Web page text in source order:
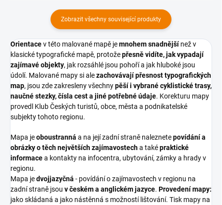
Zobrazit všechny související produkty
Orientacev této malované mapě jemnohem snadnějšínež v
klasické typografické mapě, protožepřesně vidíte, jak vypadají
zajímavé objekty, jak rozsáhlé jsou pohoří a jak hluboké jsou
údolí. Malované mapy si alezachovávají přesnost typografických
map, jsou zde zakresleny všechnypěší i vybrané cyklistické trasy,
naučné stezky, čísla cest a jiné potřebné údaje. Korekturu mapy
provedl Klub Českých turistů, obce, města a podnikatelské
subjekty tohoto regionu.
Mapa jeoboustranná a na její zadní straně naleznetepovídání a
obrázky o těch největších zajímavostecha taképraktické
informacea kontakty na infocentra, ubytování, zámky a hrady v
regionu.
Mapa jedvojjazyčná - povídání o zajímavostech v regionu na
zadní straně jsou v českém a anglickém jazyce. Provedení mapy:
jako skládaná a jako nástěnná s možností lištování. Tisk mapy na